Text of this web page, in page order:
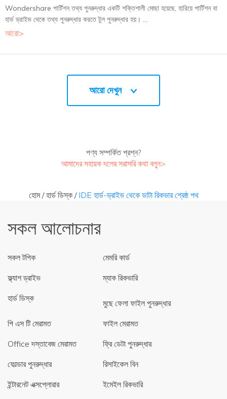
Wondershare পার্টিশন তথ্য পুনরুদ্ধার একটি শক্তিশালী মোছা হয়েছে, হারিয়ে পার্টিশন বা
হার্ড ড্রাইভ থেকে তথ্য পুনরুদ্ধার করতে টুল পুনরুদ্ধার হয়। ...
আরো>
আরো দেখুন
পণ্য সম্পর্কিত প্রশ্ন?
আমাদের সহায়ক দলের সরাসরি কথা বলুন>
হোম/হার্ড ডিস্ক/ IDE হার্ড-ড্রাইভ থেকে ডাটা রিকভার শ্রেষ্ঠ পথ
সকল আলোচনার
সকল টপিক
মেমরি কার্ড
ফ্ল্যাশ ড্রাইভ
ম্যাক রিকভারি
হার্ড ডিস্ক
মুছে ফেলা ফাইল পুনরুদ্ধার
পি এস টি মেরামত
ফাইল মেরামত
Office দস্তাবেজ মেরামত
ফ্রি ডেটা পুনরুদ্ধার
ফোল্ডার পুনরুদ্ধার
রিসাইকেল বিন
ইন্টারনেট এক্সপ্লোরার
ইমেইল রিকভারি